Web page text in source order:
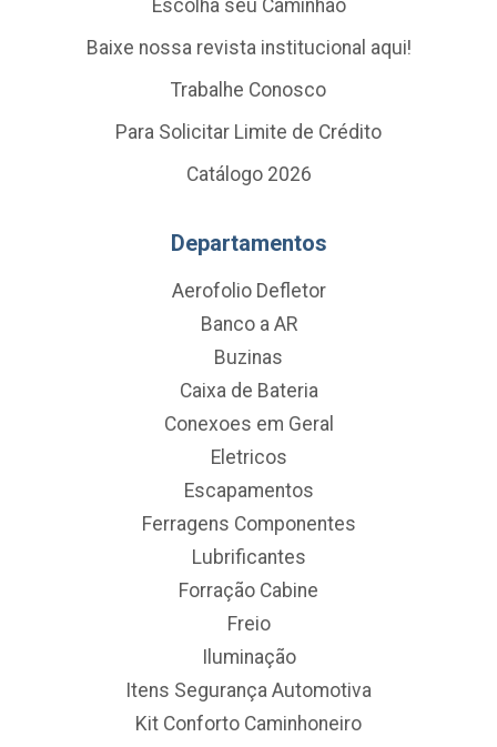
Escolha seu Caminhão
Baixe nossa revista institucional aqui!
Trabalhe Conosco
Para Solicitar Limite de Crédito
Catálogo 2026
Departamentos
Aerofolio Defletor
Banco a AR
Buzinas
Caixa de Bateria
Conexoes em Geral
Eletricos
Escapamentos
Ferragens Componentes
Lubrificantes
Forração Cabine
Freio
Iluminação
Itens Segurança Automotiva
Kit Conforto Caminhoneiro